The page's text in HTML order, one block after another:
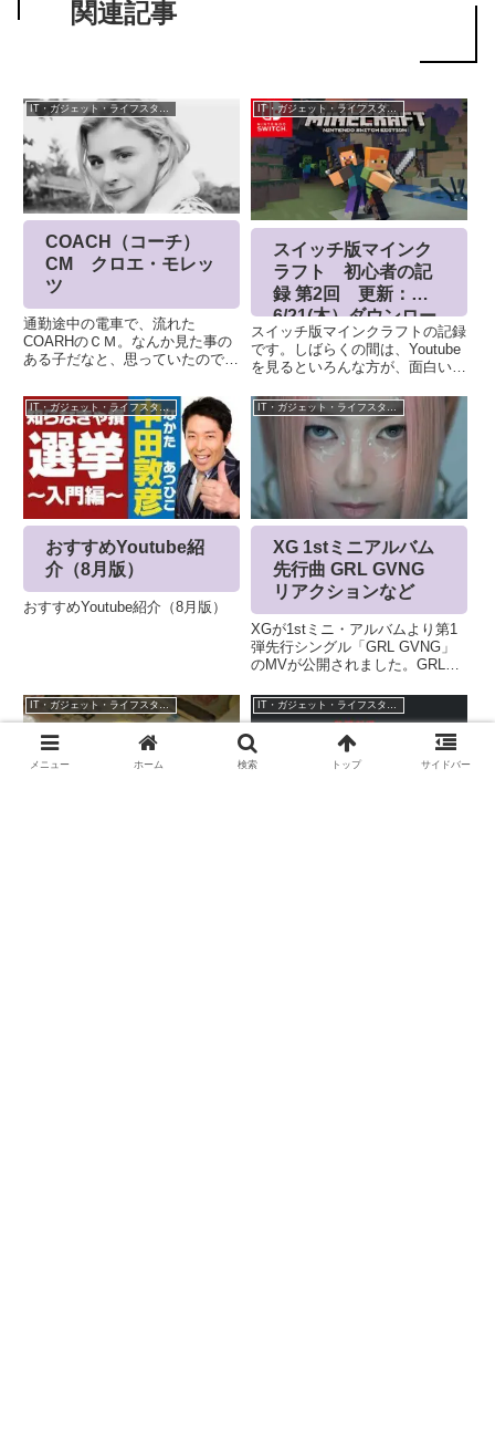
関連記事
IT・ガジェット・ライフスタイル
COACH（コーチ）
CM クロエ・モレッ
ツ
通勤途中の電車で、流れた
COARHのＣＭ。なんか見た事の
ある子だなと、思っていたのです
にＣＭは、これ(公式ではなさそ
うなので、消えたらすいませ
ん。）そうだ、映画「Kick-
Ass」にでていた子だと知らない
人のた...
IT・ガジェット・ライフスタイル
スイッチ版マインク
ラフト 初心者の記
録 第2回 更新：
6/21(木）ダウンロー
ド版/パッケージ版販
売!!
スイッチ版マインクラフトの記録
です。しばらくの間は、Youtube
を見るといろんな方が、面白い動
見しながら、いろいろなものを作
っていましたが、みなさん、ご存
知かと思いますが、Minecraft統
合版というのがで...
IT・ガジェット・ライフスタイル
おすすめYoutube紹
介（8月版）
おすすめYoutube紹介（8月版）
XG 1stミニアルバム
先行曲 GRL GVNG
リアクションなど
XGが1stミニ・アルバムより第1
弾先行シングル「GRL GVNG」
のMVが公開されました。GRL
アクションなどももろもろ
Youtubeランキング急上昇ランキ
ングも上位に。XGオフィシャル
サイトも、もうすぐ...
メニュー ホーム 検索 トップ サイドバー